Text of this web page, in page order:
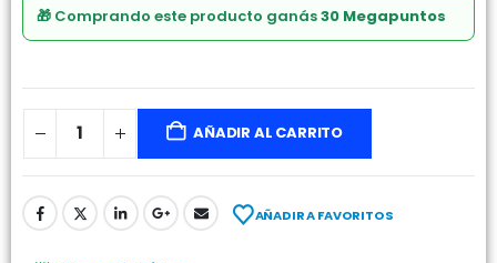
🎁 Comprando este producto ganás30 Megapuntos
AÑADIR AL CARRITO
AÑADIR A FAVORITOS